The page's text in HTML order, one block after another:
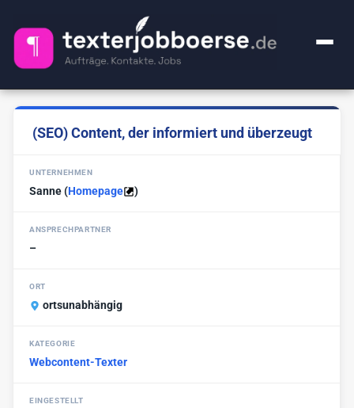
+ Anzeige inserieren
Ghostwriter
Werbe-Texter
Print-Texter
FAQ
Über uns
(SEO) Content, der informiert und überzeugt
UNTERNEHMEN
Sanne(Homepage )
ANSPRECHPARTNER
–
ORT
ortsunabhängig
KATEGORIE
Webcontent-Texter
EINGESTELLT